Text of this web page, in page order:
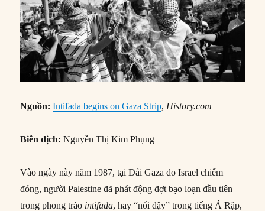
Nguồn:Intifada begins on Gaza Strip, History.com
Biên dịch:Nguyễn Thị Kim Phụng
Vào ngày này năm 1987, tại Dải Gaza do Israel chiếm
đóng, người Palestine đã phát động đợt bạo loạn đầu tiên
trong phong trào intifada, hay “nổi dậy” trong tiếng Ả Rập,